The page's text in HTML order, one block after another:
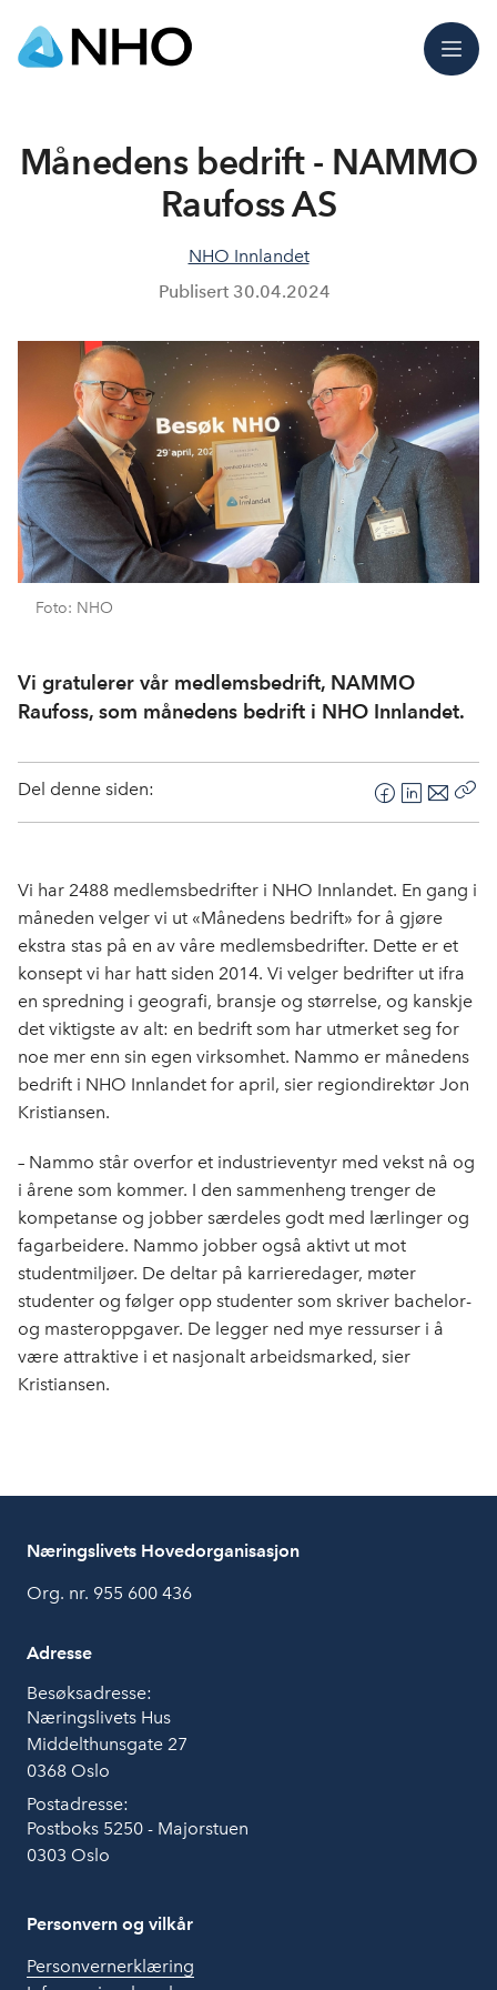
Meny
Månedens bedrift - NAMMO
Raufoss AS
NHO Innlandet
Publisert 30.04.2024
Foto: NHO
Vi gratulerer vår medlemsbedrift, NAMMO
Raufoss, som månedens bedrift i NHO Innlandet.
Del denne siden:
F
e
b
o
o
L
k
e
d
E
o
s
Vi har 2488 medlemsbedrifter i NHO Innlandet. En gang i
måneden velger vi ut «Månedens bedrift» for å gjøre
ekstra stas på en av våre medlemsbedrifter. Dette er et
konsept vi har hatt siden 2014. Vi velger bedrifter ut ifra
en spredning i geografi, bransje og størrelse, og kanskje
det viktigste av alt: en bedrift som har utmerket seg for
noe mer enn sin egen virksomhet. Nammo er månedens
bedrift i NHO Innlandet for april, sier regiondirektør Jon
Kristiansen.
– Nammo står overfor et industrieventyr med vekst nå og
i årene som kommer. I den sammenheng trenger de
kompetanse og jobber særdeles godt med lærlinger og
fagarbeidere. Nammo jobber også aktivt ut mot
studentmiljøer. De deltar på karrieredager, møter
studenter og følger opp studenter som skriver bachelor-
og masteroppgaver. De legger ned mye ressurser i å
være attraktive i et nasjonalt arbeidsmarked, sier
Kristiansen.
Næringslivets Hovedorganisasjon
Org. nr. 955 600 436
Adresse
Besøksadresse:
Næringslivets Hus
Middelthunsgate 27
0368 Oslo
Postadresse:
Postboks 5250 - Majorstuen
0303 Oslo
Personvern og vilkår
Personvernerklæring